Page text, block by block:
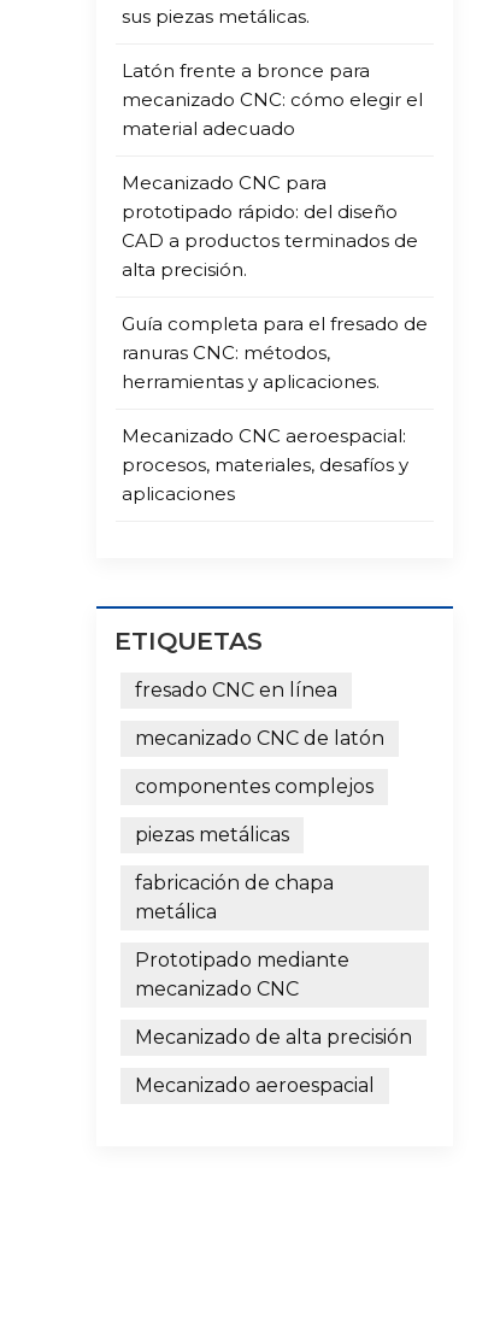
sus piezas metálicas.
Latón frente a bronce para
mecanizado CNC: cómo elegir el
material adecuado
Mecanizado CNC para
prototipado rápido: del diseño
CAD a productos terminados de
alta precisión.
Guía completa para el fresado de
ranuras CNC: métodos,
herramientas y aplicaciones.
Mecanizado CNC aeroespacial:
procesos, materiales, desafíos y
aplicaciones
ETIQUETAS
fresado CNC en línea
mecanizado CNC de latón
componentes complejos
piezas metálicas
fabricación de chapa
metálica
Prototipado mediante
mecanizado CNC
Mecanizado de alta precisión
Mecanizado aeroespacial